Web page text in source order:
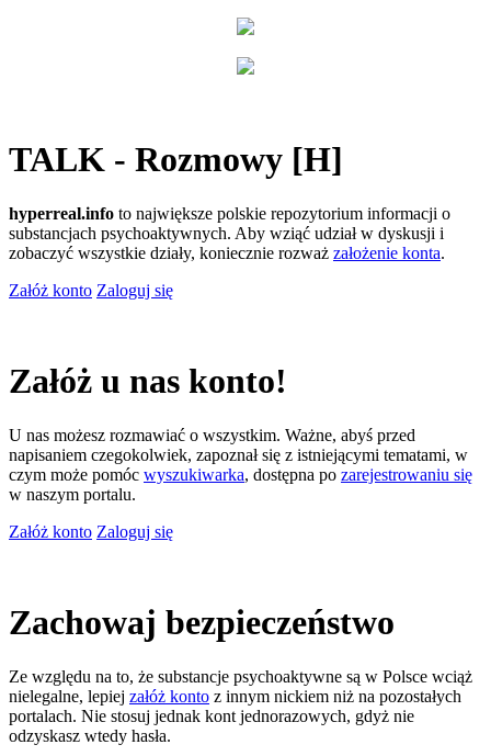
TALK - Rozmowy [H]
hyperreal.info to największe polskie repozytorium informacji o
substancjach psychoaktywnych. Aby wziąć udział w dyskusji i
zobaczyć wszystkie działy, koniecznie rozważ założenie konta.
Załóż konto Zaloguj się
Załóż u nas konto!
U nas możesz rozmawiać o wszystkim. Ważne, abyś przed
napisaniem czegokolwiek, zapoznał się z istniejącymi tematami, w
czym może pomóc wyszukiwarka, dostępna po zarejestrowaniu się
w naszym portalu.
Załóż konto Zaloguj się
Zachowaj bezpieczeństwo
Ze względu na to, że substancje psychoaktywne są w Polsce wciąż
nielegalne, lepiej załóż konto z innym nickiem niż na pozostałych
portalach. Nie stosuj jednak kont jednorazowych, gdyż nie
odzyskasz wtedy hasła.